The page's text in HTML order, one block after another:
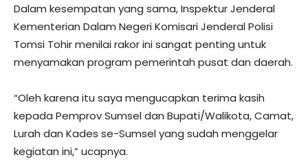
Dalam kesempatan yang sama, Inspektur Jenderal
Kementerian Dalam Negeri Komisari Jenderal Polisi
Tomsi Tohir menilai rakor ini sangat penting untuk
menyamakan program pemerintah pusat dan daerah.
“Oleh karena itu saya mengucapkan terima kasih
kepada Pemprov Sumsel dan Bupati/Walikota, Camat,
Lurah dan Kades se-Sumsel yang sudah menggelar
kegiatan ini,” ucapnya.